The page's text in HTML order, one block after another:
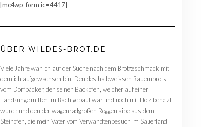
[mc4wp_form id=4417]
ÜBER WILDES-BROT.DE
Viele Jahre war ich auf der Suche nach dem Brotgeschmack mit
dem ich aufgewachsen bin. Den des halbweissen Bauernbrots
vom Dorfbäcker, der seinen Backofen, welcher auf einer
Landzunge mitten im Bach gebaut war und noch mit Holz beheizt
wurde und den der wagenradgroßen Roggenlaibe aus dem
Steinofen, die mein Vater vom Verwandtenbesuch im Sauerland